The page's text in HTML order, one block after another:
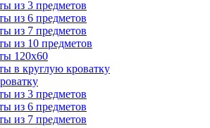
из 3 предметов
из 6 предметов
из 7 предметов
из 10 предметов
120х60
в круглую кроватку
из 3 предметов
из 6 предметов
из 7 предметов